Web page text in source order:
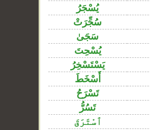
يُسْجَرُ
سُجِّرَتْ
سَجَىٰ
يُسْحِتَ
يَسْتَسْخِرُ
أَسْخَطَ
تَسْرَحُ
تَسُرُّ
ٱسْتَرَقَ